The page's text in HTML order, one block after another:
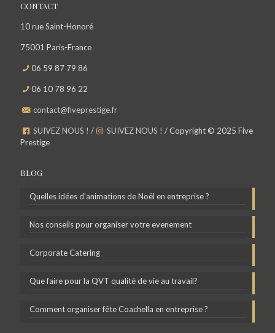
CONTACT
10 rue Saint-Honoré
75001 Paris-France
06 59 87 79 86
06 10 78 96 22
contact@fiveprestige.fr
SUIVEZ NOUS ! / SUIVEZ NOUS ! / Copyright © 2025 Five
Prestige
BLOG
Quelles idées d’animations de Noël en entreprise ?
Nos conseils pour organiser votre evenement
Corporate Catering
Que faire pour la QVT qualité de vie au travail?
Comment organiser fête Coachella en entreprise ?